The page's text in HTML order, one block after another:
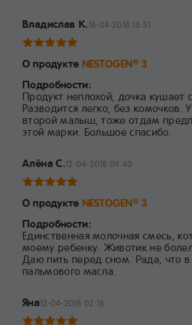
Владислав К.18-04-2018 16:51
О продукте NESTOGEN®3
Подробности:
Продукт неплохой, дочка кушает
Разводится легко, без комочков.
второй малыш, тоже отдам
этой марки. Большое спасибо.
Алёна С.12-04-2018 09:40
О продукте NESTOGEN®3
Подробности:
Единственная молочная смесь,
моему ребенку. Животик не
Даю пить перед сном. Рада, что в
пальмового масла.
Яна12-04-2018 02:16